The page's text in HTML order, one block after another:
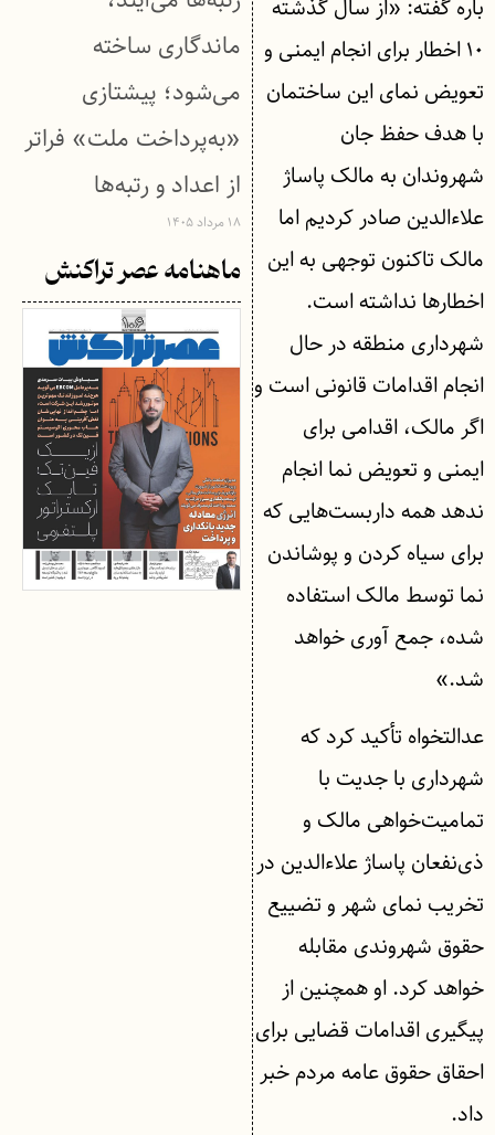
باره گفته: «از سال گذشته
۱۰ اخطار برای انجام ایمنی و
تعویض نمای این ساختمان
با هدف حفظ جان
شهروندان به مالک پاساژ
علاءالدین صادر کردیم اما
مالک تاکنون توجهی به این
اخطارها نداشته است.
شهرداری منطقه در حال
انجام اقدامات قانونی است و
اگر مالک، اقدامی برای
ایمنی و تعویض نما انجام
ندهد همه داربست‌هایی که
برای سیاه کردن و پوشاندن
نما توسط مالک استفاده
شده، جمع آوری خواهد
شد.»
عدالتخواه تأکید کرد که
شهرداری با جدیت با
تمامیت‌خواهی مالک و
ذی‌نفعان پاساژ علاءالدین در
تخریب نمای شهر و تضییع
حقوق شهروندی مقابله
خواهد کرد. او همچنین از
پیگیری اقدامات قضایی برای
احقاق حقوق عامه مردم خبر
داد.
ماندگاری ساخته
می‌شود؛ پیشتازی
«به‌پرداخت ملت» فراتر
از اعداد و رتبه‌ها
۱۸ مرداد ۱۴۰۵
ماهنامه عصر تراکنش